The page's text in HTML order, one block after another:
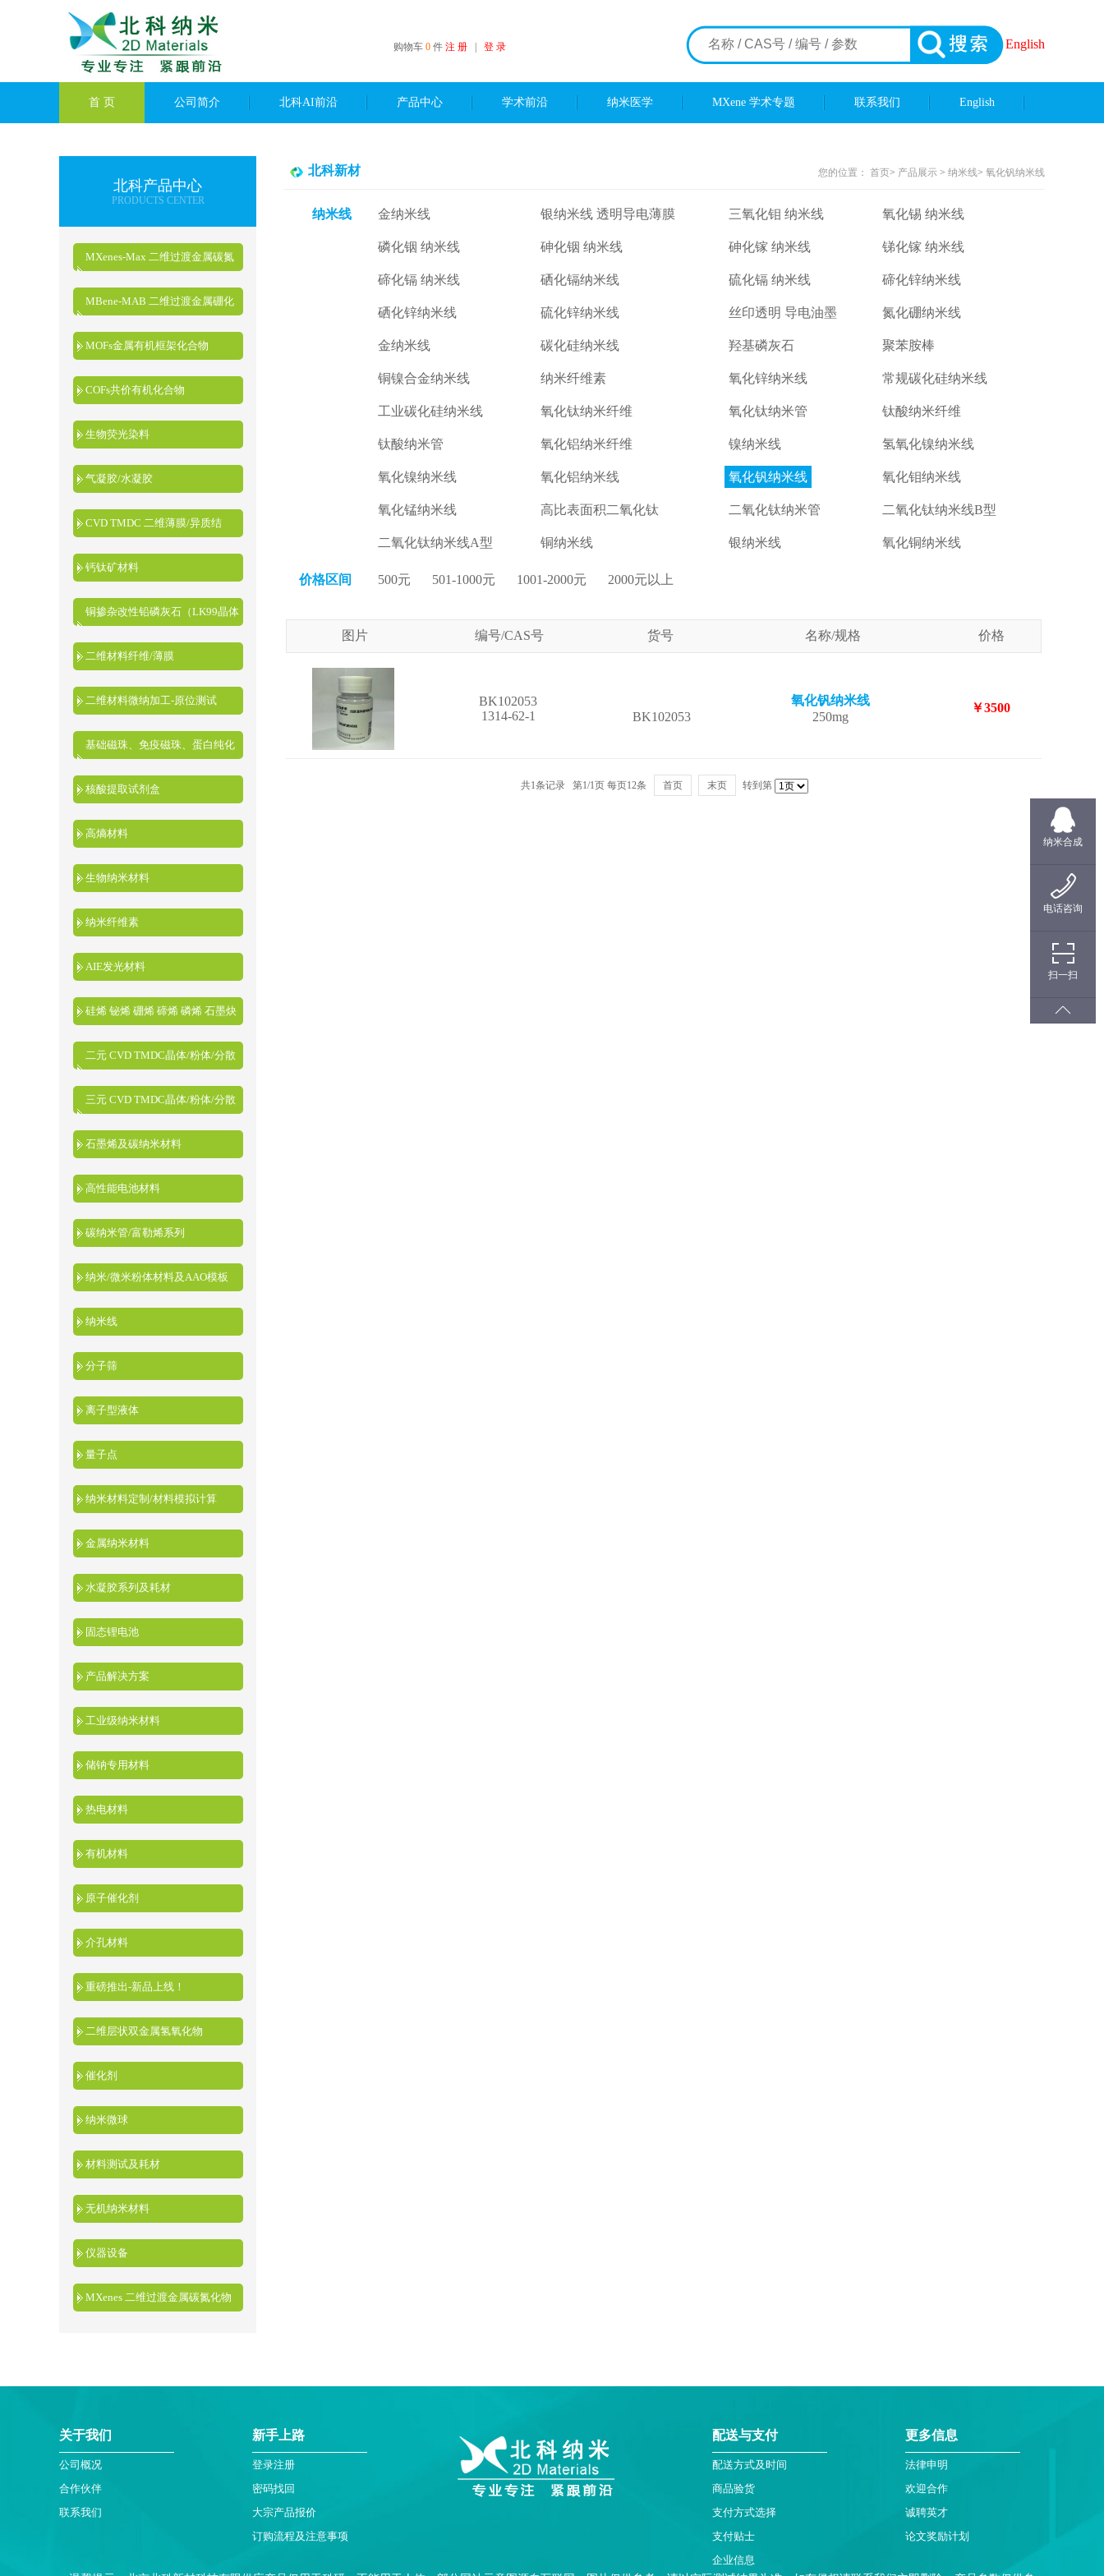
购物车 0 件 注 册 登 录 English
首 页 公司简介 北科AI前沿 产品中心 学术前沿 纳米医学 MXene 学术专题 联系我们 English
北科产品中心
PRODUCTS CENTER
MXenes-Max 二维过渡金属碳氮
化物
MBene-MAB 二维过渡金属硼化
物
MOFs金属有机框架化合物
COFs共价有机化合物
生物荧光染料
气凝胶/水凝胶
CVD TMDC 二维薄膜/异质结
钙钛矿材料
铜掺杂改性铅磷灰石（LK99晶体
粉末）
二维材料纤维/薄膜
二维材料微纳加工-原位测试
基础磁珠、免疫磁珠、蛋白纯化
磁珠、核酸提取磁珠
核酸提取试剂盒
高熵材料
生物纳米材料
纳米纤维素
AIE发光材料
硅烯 铋烯 硼烯 碲烯 磷烯 石墨炔
二元 CVD TMDC晶体/粉体/分散
液
三元 CVD TMDC晶体/粉体/分散
液
石墨烯及碳纳米材料
高性能电池材料
碳纳米管/富勒烯系列
纳米/微米粉体材料及AAO模板
纳米线
分子筛
离子型液体
量子点
纳米材料定制/材料模拟计算
金属纳米材料
水凝胶系列及耗材
固态锂电池
产品解决方案
工业级纳米材料
储钠专用材料
热电材料
有机材料
原子催化剂
介孔材料
重磅推出-新品上线！
二维层状双金属氢氧化物
催化剂
纳米微球
材料测试及耗材
无机纳米材料
仪器设备
MXenes 二维过渡金属碳氮化物
北科新材 您的位置： 首页> 产品展示 > 纳米线> 氧化钒纳米线
纳米线 金纳米线 银纳米线 透明导电薄膜 三氧化钼 纳米线 氧化锡 纳米线
磷化铟 纳米线 砷化铟 纳米线 砷化镓 纳米线 锑化镓 纳米线
碲化镉 纳米线 硒化镉纳米线 硫化镉 纳米线 碲化锌纳米线
硒化锌纳米线 硫化锌纳米线 丝印透明 导电油墨 氮化硼纳米线
金纳米线 碳化硅纳米线 羟基磷灰石 聚苯胺棒
铜镍合金纳米线 纳米纤维素 氧化锌纳米线 常规碳化硅纳米线
工业碳化硅纳米线 氧化钛纳米纤维 氧化钛纳米管 钛酸纳米纤维
钛酸纳米管 氧化铝纳米纤维 镍纳米线 氢氧化镍纳米线
氧化镍纳米线 氧化铝纳米线 氧化钒纳米线 氧化钼纳米线
氧化锰纳米线 高比表面积二氧化钛 二氧化钛纳米管 二氧化钛纳米线B型
二氧化钛纳米线A型 铜纳米线 银纳米线 氧化铜纳米线
价格区间 500元 501-1000元 1001-2000元 2000元以上
图片 编号/CAS号 货号 名称/规格 价格
BK102053
1314-62-1
氧化钒纳米线
BK102053
250mg
￥3500
共1条记录 第1/1页 每页12条 首页 末页 转到第
关于我们
公司概况
合作伙伴
联系我们
新手上路
登录注册
密码找回
大宗产品报价
订购流程及注意事项
配送与支付
配送方式及时间
商品验货
支付方式选择
支付贴士
企业信息
更多信息
法律申明
欢迎合作
诚聘英才
论文奖励计划
纳米合成
电话咨询
扫一扫